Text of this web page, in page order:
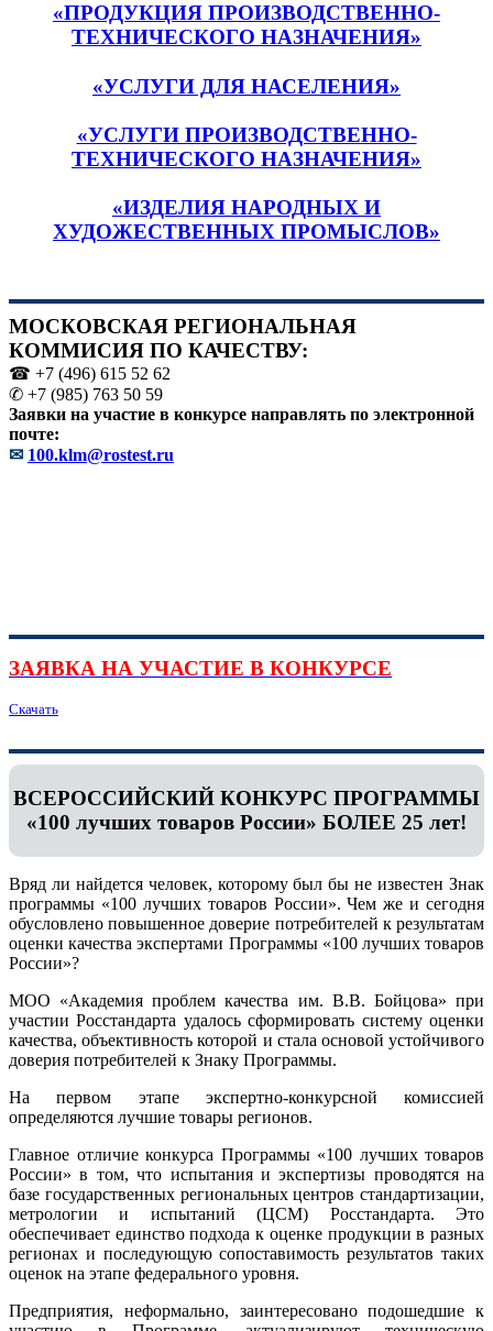
«ПРОДУКЦИЯ ПРОИЗВОДСТВЕННО-
ТЕХНИЧЕСКОГО НАЗНАЧЕНИЯ»
«УСЛУГИ ДЛЯ НАСЕЛЕНИЯ»
«УСЛУГИ ПРОИЗВОДСТВЕННО-
ТЕХНИЧЕСКОГО НАЗНАЧЕНИЯ»
«ИЗДЕЛИЯ НАРОДНЫХ И
ХУДОЖЕСТВЕННЫХ ПРОМЫСЛОВ»
МОСКОВСКАЯ РЕГИОНАЛЬНАЯ
КОММИСИЯ ПО КАЧЕСТВУ:
☎ +7 (496) 615 52 62
✆ +7 (985) 763 50 59
Заявки на участие в конкурсе направлять по электронной
почте:
✉ 100.klm@rostest.ru
ЗАЯВКА НА УЧАСТИЕ В КОНКУРСЕ
Скачать
ВСЕРОССИЙСКИЙ КОНКУРС ПРОГРАММЫ
«100 лучших товаров России» БОЛЕЕ 25 лет!
Вряд ли найдется человек, которому был бы не известен Знак
программы «100 лучших товаров России». Чем же и сегодня
обусловлено повышенное доверие потребителей к результатам
оценки качества экспертами Программы «100 лучших товаров
России»?
МОО «Академия проблем качества им. В.В. Бойцова» при
участии Росстандарта удалось сформировать систему оценки
качества, объективность которой и стала основой устойчивого
доверия потребителей к Знаку Программы.
На первом этапе экспертно-конкурсной комиссией
определяются лучшие товары регионов.
Главное отличие конкурса Программы «100 лучших товаров
России» в том, что испытания и экспертизы проводятся на
базе государственных региональных центров стандартизации,
метрологии и испытаний (ЦCM) Росстандарта. Это
обеспечивает единство подхода к оценке продукции в разных
регионах и последующую сопоставимость результатов таких
оценок на этапе федерального уровня.
Предприятия, неформально, заинтересовано подошедшие к